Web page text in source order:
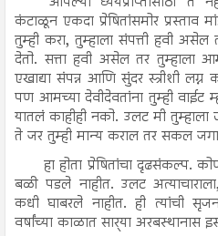
कंटाळून एकदा प्रेषितांसमोर प्रस्ताव
तुम्ही करा, तुम्हाला संपत्ती हवी
देतो. सत्ता हवी असेल तर तुम्हाला
एखाद्या संपन्न आणि सुंदर स्त्रीशी
पण आमच्या देवीदेवतांना तुम्ही वाईट
यातलं काहीही नको. उलट मी तुम्हाला
ते जर तुम्ही मान्य कराल तर सकल
हा होता प्रेषितांचा दृढसंकल्प.
बळी पडले नाहीत. उलट
कधी घाबरले नाहीत. ही त्यांची
वर्षांच्या काळात सार्‍या अरबस्थानास